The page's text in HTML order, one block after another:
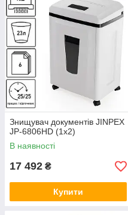
Знищувач документів JINPEX
JP-6806HD (1x2)
В наявності
17 492 ₴
Купити